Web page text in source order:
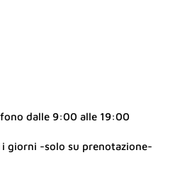
dalle 9:00 alle 19:00
giorni -solo su prenotazione-